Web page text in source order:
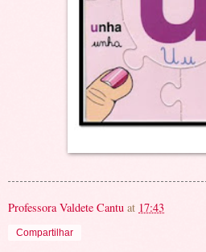
Professora Valdete Cantu at 17:43
Compartilhar